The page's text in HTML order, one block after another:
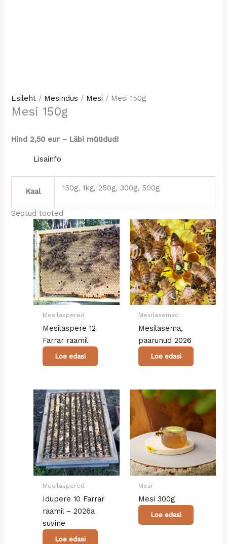
Esileht / Mesindus / Mesi / Mesi 150g
Mesi 150g
Hind 2,50 eur – Läbi müüdud!
Lisainfo
Kaal 150g, 1kg, 250g, 300g, 500g
Seotud tooted
Mesilaspered
Mesilaspere 12
Farrar raamil
Loe edasi
Mesilasemad
Mesilasema,
paarunud 2026
Loe edasi
Mesilaspered
Idupere 10 Farrar
raamil – 2026a
suvine
Loe edasi
Mesi
Mesi 300g
Loe edasi